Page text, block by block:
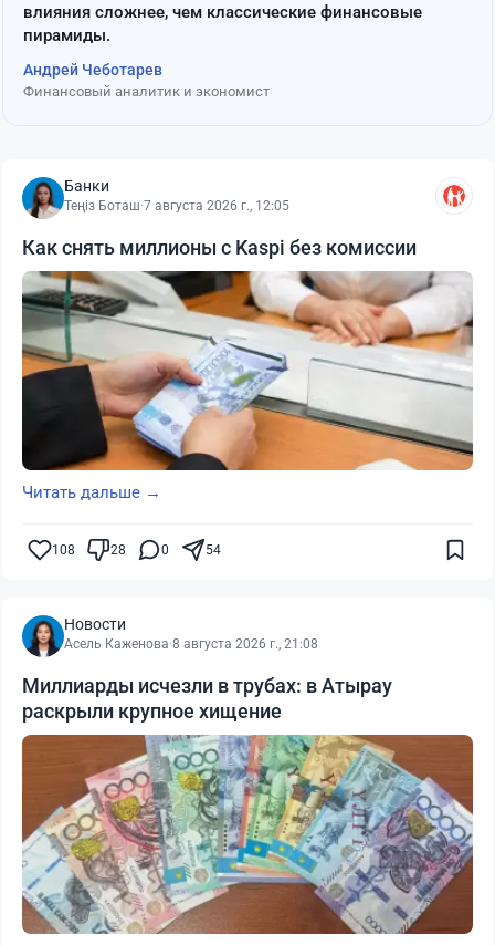
влияния сложнее, чем классические финансовые
пирамиды.
Андрей Чеботарев
Финансовый аналитик и экономист
Банки
Теңіз Боташ·7 августа 2026 г., 12:05
Как снять миллионы с Kaspi без комиссии
Читать дальше →
108 28 0 54
Новости
Асель Каженова·8 августа 2026 г., 21:08
Миллиарды исчезли в трубах: в Атырау
раскрыли крупное хищение